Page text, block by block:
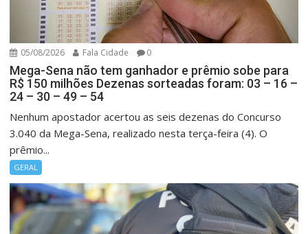
05/08/2026 Fala Cidade 0
Mega-Sena não tem ganhador e prêmio sobe para
R$ 150 milhões Dezenas sorteadas foram: 03 – 16 –
24 – 30 – 49 – 54
Nenhum apostador acertou as seis dezenas do Concurso
3.040 da Mega-Sena, realizado nesta terça-feira (4). O
prêmio...
GERAL